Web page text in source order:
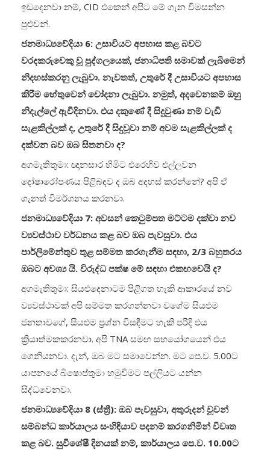
ඉඩදෙනවා නම්, CID එකෙන් අපිට මේ ගැන විමසන්න
පුළුවන්.
ජනමාධ්‍යවේදියා 6: උසාවියට අපහාස කළ බවට
වරදකරුවෙකු වූ පුද්ගලයෙක්, ජනාධිපති සමාවක් ලැබීමෙන්
නිදහස්කරනු ලැබුවා. නැවතත්, උතුරේ දී උසාවියට අපහාස
කිරීම හේතුවෙන් චෝදනා ලැබුවා. නමුත්, අදවෙනකම් ඔහු
නිදැල්ලේ ඇවිදිනවා. එය දකුණේ දී සිදුවුණා නම් වැඩි
සැළකිල්ලක් ද, උතුරේ දී සිදුවූවා නම් අවම සැළකිල්ලක් ද
දක්වන බව ඔබ සිතනවා ද?
අගමැතිතුමා: ඥානසාර හිමිට එරෙහිව එල්ලවන
දෝෂාරෝපණය පිළිබඳව ද ඔබ අදහස් කරන්නේ? අපි ඒ
ගැනත් විමර්ශනය කරනවා.
ජනමාධ්‍යවේදියා 7: අවසන් කෙටුම්පත මට්ටම දක්වා නව
ව්‍යවස්ථාව වර්ධනය කළ බව ඔබ පැවසුවා. එය
පාර්ලිමේන්තුව තුළ සම්මත කරගැනීම සඳහා, 2/3 බහුතරය
ඔබට අවශ්‍ය යි. විරුද්ධ පක්ෂ මේ සඳහා එකඟවෙයි ද?
අගමැතිතුමා: සියළුදෙනාටම පිළිගත හැකි ආකාරයේ නව
ව්‍යවස්ථාවක් අපි සම්මත කරගන්නවා වගේම සියළුම
ජනතාවගේ, සියළුම ප්‍රශ්න විසඳීමට හැකි පරිදි එය
ක්‍රියාත්මකකරනවා. අපි TNA සමඟ සහයෝගයෙන් එය
ගෙනියනවා. දැන්, ඔබ මට සමාවෙන්න. මට පෙ.ව. 5.00ට
යාපනයේ බිෂොප්තුමා හමුවීමට පල්ලියට යන්න
සිද්ධවෙනවා.
ජනමාධ්‍යවේදියා 8 (ස්ත්‍රී): ඔබ පැවසුවා, අතුරුදන් වූවන්
සම්බන්ධ කාර්යාලය සංහිඳියාව පදනම් කරගනිමින් විවෘත
කළ බව. සුවිශේෂී දිනයක් නම්, කාර්යාලය පෙ.ව. 10.00ට